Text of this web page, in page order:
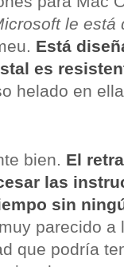
le está
Está
es
helado en
bien. El
las
sin
parecido a
que podría